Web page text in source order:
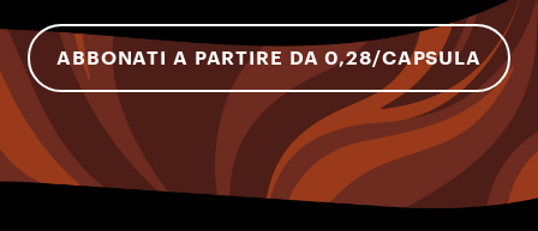
ABBONATI A PARTIRE DA 0,28/CAPSULA